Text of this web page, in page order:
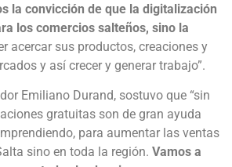
la convicción de que la digitalización
los comercios salteños, sino la
acercar sus productos, creaciones y
y así crecer y generar trabajo”.
Emiliano Durand, sostuvo que “sin
gratuitas son de gran ayuda
para aumentar las ventas
sino en toda la región. Vamos a